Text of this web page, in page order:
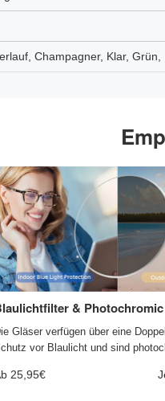
Champagner, Klar, Grün,
& Photochromic
Gläser verfügen über eine
vor Blaulicht und sind
25,95€